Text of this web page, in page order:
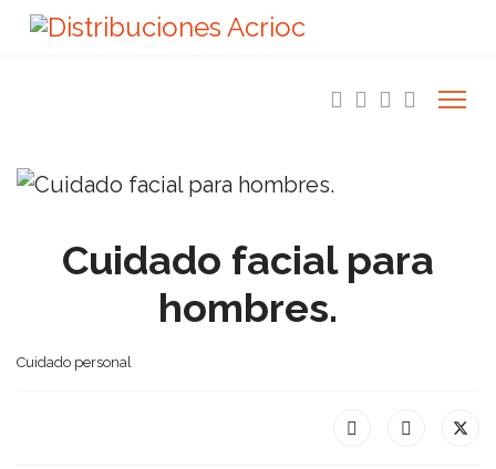
Cuidado facial para
hombres.
Cuidado personal